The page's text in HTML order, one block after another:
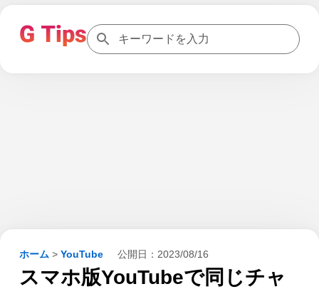
ホーム > YouTube 公開日： 2023/08/16
スマホ版YouTubeで同じチャ